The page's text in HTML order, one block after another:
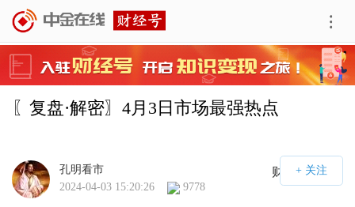
〖复盘·解密〗4月3日市场最强热点
财经号APP
孔明看市
2024-04-03 15:20:26
9778